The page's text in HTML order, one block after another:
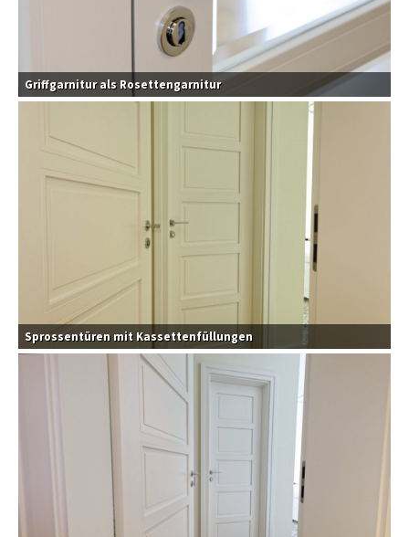
Griffgarnitur als Rosettengarnitur
Sprossentüren mit Kassettenfüllungen